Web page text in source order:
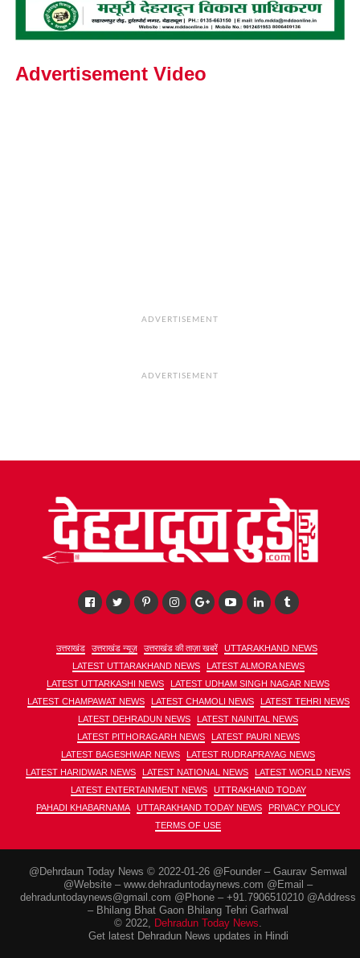
Advertisement Video
ADVERTISEMENT
ADVERTISEMENT
उत्तराखंड उत्तराखंड न्यूज़ उत्तराखंड की ताज़ा खबरें
UTTARAKHAND NEWS
LATEST UTTARAKHAND NEWS
LATEST ALMORA NEWS
LATEST UTTARKASHI NEWS
LATEST UDHAM SINGH NAGAR NEWS
LATEST CHAMPAWAT NEWS
LATEST CHAMOLI NEWS
LATEST TEHRI NEWS
LATEST DEHRADUN NEWS
LATEST NAINITAL NEWS
LATEST PITHORAGARH NEWS
LATEST PAURI NEWS
LATEST BAGESHWAR NEWS
LATEST RUDRAPRAYAG NEWS
LATEST HARIDWAR NEWS
LATEST NATIONAL NEWS
LATEST WORLD NEWS
LATEST ENTERTAINMENT NEWS
UTTRAKHAND TODAY
PAHADI KHABARNAMA
UTTARAKHAND TODAY NEWS
PRIVACY POLICY
TERMS OF USE
@Dehrdaun Today News © 2022-01-26 @Founder – Gaurav Semwal
@Website – www.dehraduntodaynews.com @Email –
dehraduntodaynews@gmail.com @Phone – +91.7906510210 @Address
– Bhilang Bhat Gaon Bhilang Tehri Garhwal
© 2022, Dehradun Today News
Get latest Dehradun News updates in Hindi